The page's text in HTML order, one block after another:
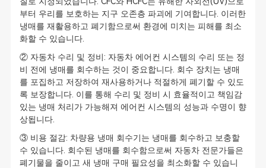
부터 우리를 보호하는 지구 오존층 파괴에 기여합니다. 이러한
냉매를 재활용하고 폐기함으로써 환경에 미치는 피해를 최소
화할 수 있습니다.
② 자동차 수리 및 정비: 자동차 에어컨 시스템의 수리 또는 정
비 전에 냉매를 회수하는 것이 중요합니다. 회수 장치는 냉매
를 포집하고 저장하여 재사용하거나 적절하게 폐기할 수 있도
록 보장합니다. 이를 통해 수리 및 정비 시 효율적이고 책임감
있는 냉매 처리가 가능해져 에어컨 시스템의 성능과 수명이 향
상됩니다.
③ 비용 절감: 차량용 냉매 회수기는 냉매를 회수하고 보충할
수 있습니다. 회수된 냉매를 회수함으로써 자동차 전문가들은
폐기물을 줄이고 새 냉매 구매 필요성을 최소화할 수 있습니